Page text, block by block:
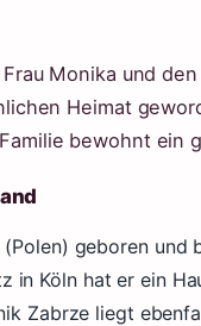
Monika und
Heimat
bewohnt ein
geboren
in Köln hat er ein
Zabrze liegt